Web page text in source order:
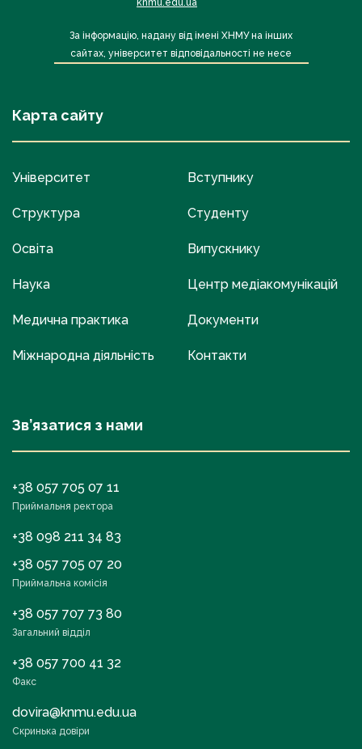
За інформацію, надану від імені ХНМУ на інших
сайтах, університет відповідальності не несе
Карта сайту
Університет
Структура
Освіта
Наука
Медична практика
Міжнародна діяльність
Вступнику
Студенту
Випускнику
Центр медіакомунікацій
Документи
Контакти
Зв’язатися з нами
+38 057 705 07 11
Приймальня ректора
+38 098 211 34 83
+38 057 705 07 20
Приймальна комісія
+38 057 707 73 80
Загальний відділ
+38 057 700 41 32
Факс
dovira@knmu.edu.ua
Скринька довіри